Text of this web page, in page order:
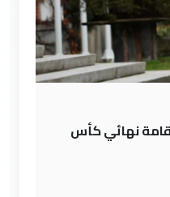
نهائي كأس